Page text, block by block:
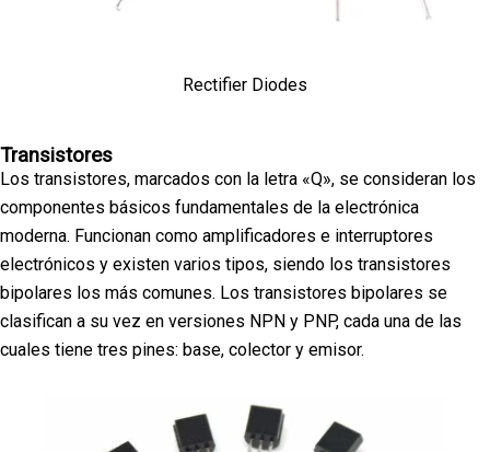
Rectifier Diodes
Transistores
Los transistores, marcados con la letra «Q», se consideran los
componentes básicos fundamentales de la electrónica
moderna. Funcionan como amplificadores e interruptores
electrónicos y existen varios tipos, siendo los transistores
bipolares los más comunes. Los transistores bipolares se
clasifican a su vez en versiones NPN y PNP, cada una de las
cuales tiene tres pines: base, colector y emisor.